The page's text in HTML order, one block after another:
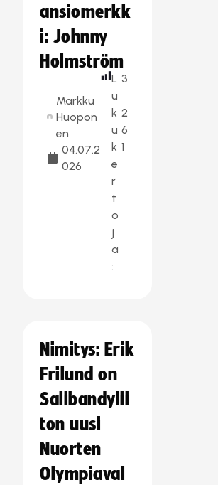
ansiomerkk
i: Johnny
Holmström
Markku
Huopon
en
04.07.2
026
L
u
k
u
k
e
r
t
o
j
a
:
3
2
6
1
Nimitys: Erik
Frilund on
Salibandylii
ton uusi
Nuorten
Olympiaval